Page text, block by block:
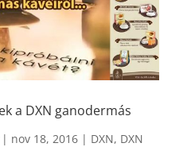
a DXN ganodermás
nov 18, 2016| DXN, DXN